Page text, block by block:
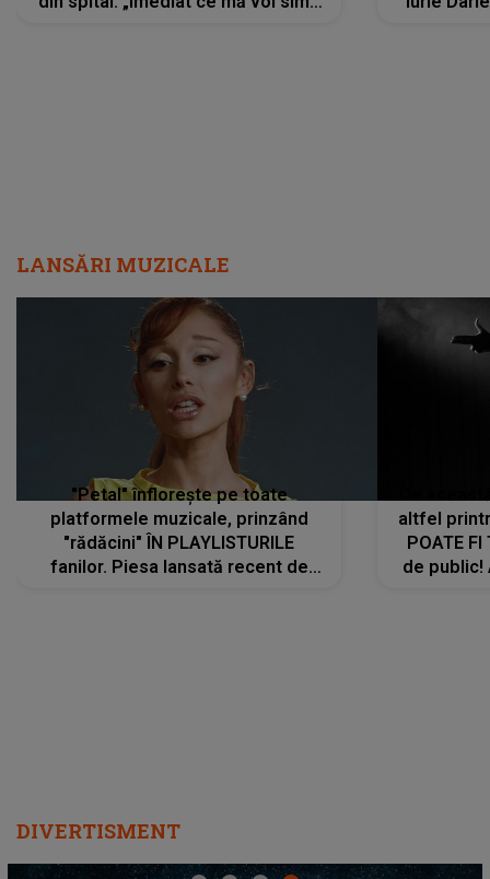
LANSĂRI MUZICALE
"Petal" înflorește pe toate
platformele muzicale, prinzând
"rădăcini" ÎN PLAYLISTURILE
fanilor. Piesa lansată recent de
altfel
POATE FI
de public!
DIVERTISMENT